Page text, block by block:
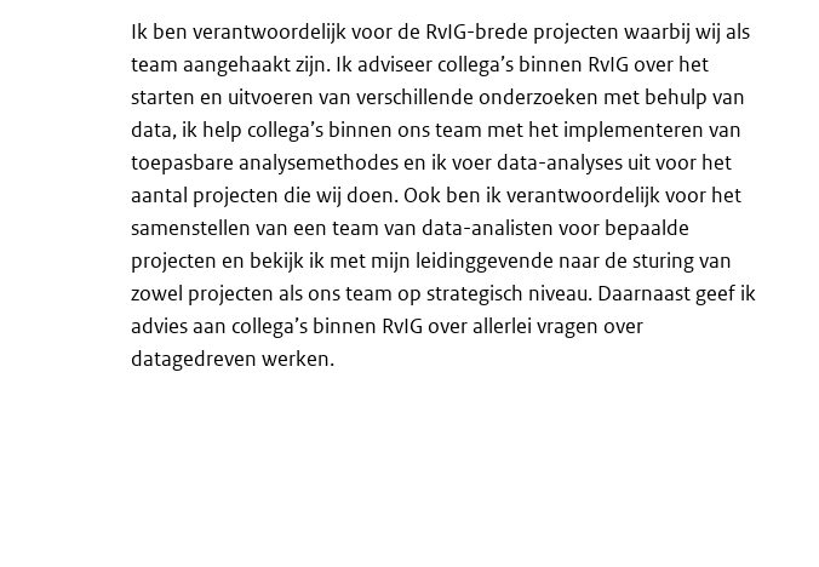
Ik ben verantwoordelijk voor de RvIG-brede projecten waarbij wij als
team aangehaakt zijn. Ik adviseer collega’s binnen RvIG over het
starten en uitvoeren van verschillende onderzoeken met behulp van
data, ik help collega’s binnen ons team met het implementeren van
toepasbare analysemethodes en ik voer data-analyses uit voor het
aantal projecten die wij doen. Ook ben ik verantwoordelijk voor het
samenstellen van een team van data-analisten voor bepaalde
projecten en bekijk ik met mijn leidinggevende naar de sturing van
zowel projecten als ons team op strategisch niveau. Daarnaast geef ik
advies aan collega’s binnen RvIG over allerlei vragen over
datagedreven werken.